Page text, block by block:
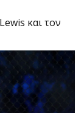
και τον